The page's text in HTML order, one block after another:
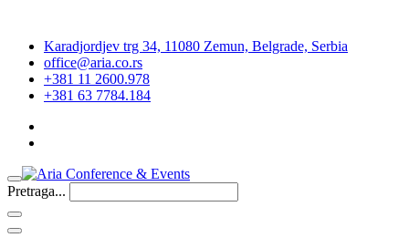
Karadjordjev trg 34, 11080 Zemun, Belgrade, Serbia
office@aria.co.rs
+381 11 2600.978
+381 63 7784.184
Pretraga...